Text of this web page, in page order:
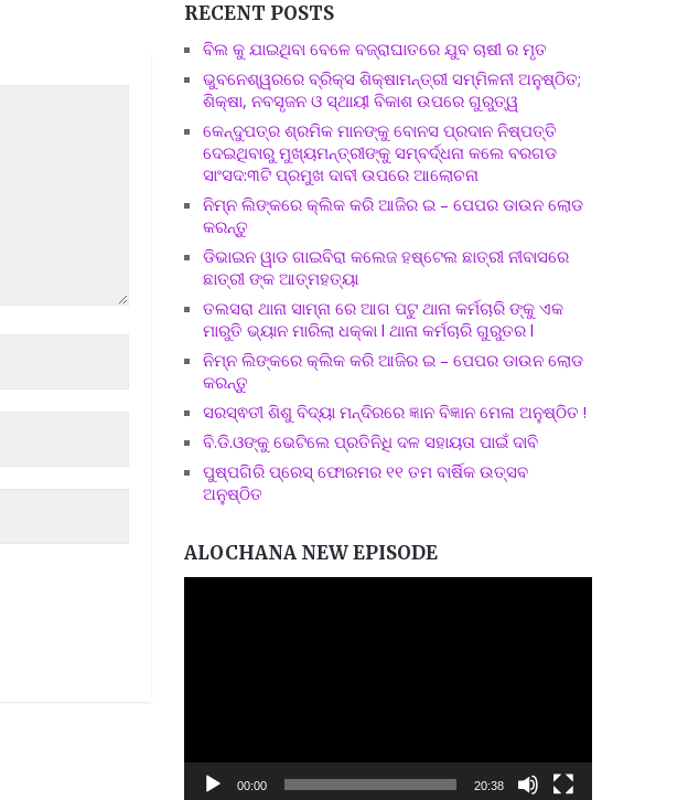
RECENT POSTS
ବିଲ କୁ ଯାଇଥିବା ବେଳେ ବଜ୍ରାଘାତରେ ଯୁବ ଚାଷୀ ର ମୃତ
ଭୁବନେଶ୍ୱରରେ ବ୍ରିକ୍ସ ଶିକ୍ଷାମନ୍ତ୍ରୀ ସମ୍ମିଳନୀ ଅନୁଷ୍ଠିତ;
ଶିକ୍ଷା, ନବସୃଜନ ଓ ସ୍ଥାୟୀ ବିକାଶ ଉପରେ ଗୁରୁତ୍ୱ
କେନ୍ଦୁପତ୍ର ଶ୍ରମିକ ମାନଙ୍କୁ ବୋନସ ପ୍ରଦାନ ନିଷ୍ପତ୍ତି
ଦେଇଥିବାରୁ ମୁଖ୍ୟମନ୍ତ୍ରୀଙ୍କୁ ସମ୍ବର୍ଦ୍ଧନା କଲେ ବରଗଡ
ସାଂସଦ:୩ଟି ପ୍ରମୁଖ ଦାବୀ ଉପରେ ଆଲୋଚନା
ନିମ୍ନ ଲିଙ୍କରେ କ୍ଲିକ କରି ଆଜିର ଇ – ପେପର ଡାଉନ ଲୋଡ
କରନ୍ତୁ
ଡିଭାଇନ ୱାଡ ଗାଇବିରା କଲେଜ ହଷ୍ଟେଲ ଛାତ୍ରୀ ନୀବାସରେ
ଛାତ୍ରୀ ଙ୍କ ଆତ୍ମହତ୍ୟା
ତଲସରା ଥାନା ସାମ୍ନା ରେ ଆଗ ପଟୁ ଥାନା କର୍ମଚାରି ଙ୍କୁ ଏକ
ମାରୁତି ଭ୍ୟାନ ମାରିଲା ଧକ୍କା l ଥାନା କର୍ମଚାରି ଗୁରୁତର l
ନିମ୍ନ ଲିଙ୍କରେ କ୍ଲିକ କରି ଆଜିର ଇ – ପେପର ଡାଉନ ଲୋଡ
କରନ୍ତୁ
ସରସ୍ଵତୀ ଶିଶୁ ବିଦ୍ୟା ମନ୍ଦିରରେ ଜ୍ଞାନ ବିଜ୍ଞାନ ମେଳା ଅନୁଷ୍ଠିତ !
ବି.ଡି.ଓଙ୍କୁ ଭେଟିଲେ ପ୍ରତିନିଧି ଦଳ ସହାୟତା ପାଇଁ ଦାବି
ପୁଷ୍ପଗିରି ପ୍ରେସ୍ ଫୋରମର ୧୧ ତମ ବାର୍ଷିକ ଉତ୍ସବ
ଅନୁଷ୍ଠିତ
ALOCHANA NEW EPISODE
00:00 20:38